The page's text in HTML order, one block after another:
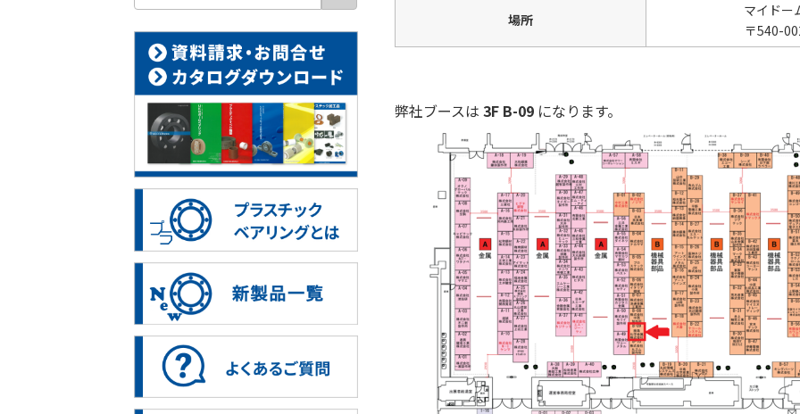
場所
マイド
〒540-
弊社ブースは 3F B-09 になります。